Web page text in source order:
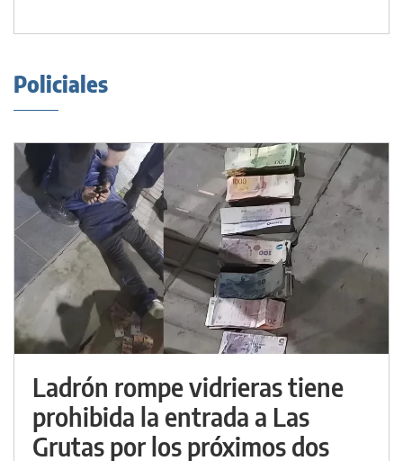
Policiales
Ladrón rompe vidrieras tiene
prohibida la entrada a Las
Grutas por los próximos dos